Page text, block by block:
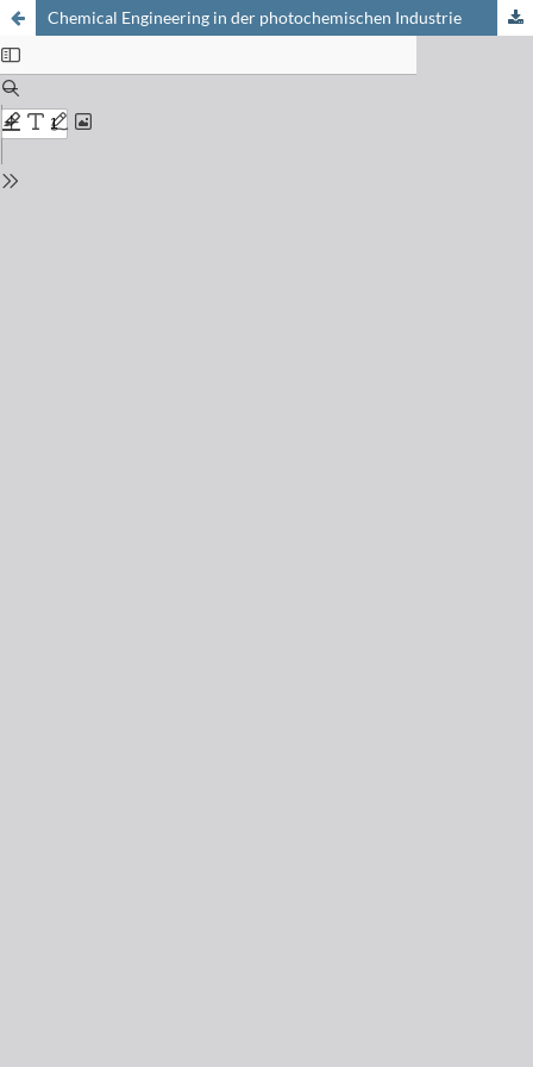
Chemical Engineering in der photochemischen Industrie